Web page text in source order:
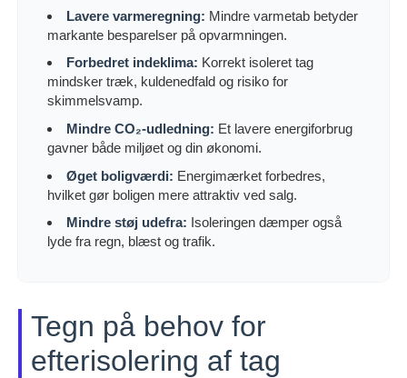
Lavere varmeregning: Mindre varmetab betyder
markante besparelser på opvarmningen.
Forbedret indeklima: Korrekt isoleret tag
mindsker træk, kuldenedfald og risiko for
skimmelsvamp.
Mindre CO₂-udledning: Et lavere energiforbrug
gavner både miljøet og din økonomi.
Øget boligværdi: Energimærket forbedres,
hvilket gør boligen mere attraktiv ved salg.
Mindre støj udefra: Isoleringen dæmper også
lyde fra regn, blæst og trafik.
Tegn på behov for
efterisolering af tag